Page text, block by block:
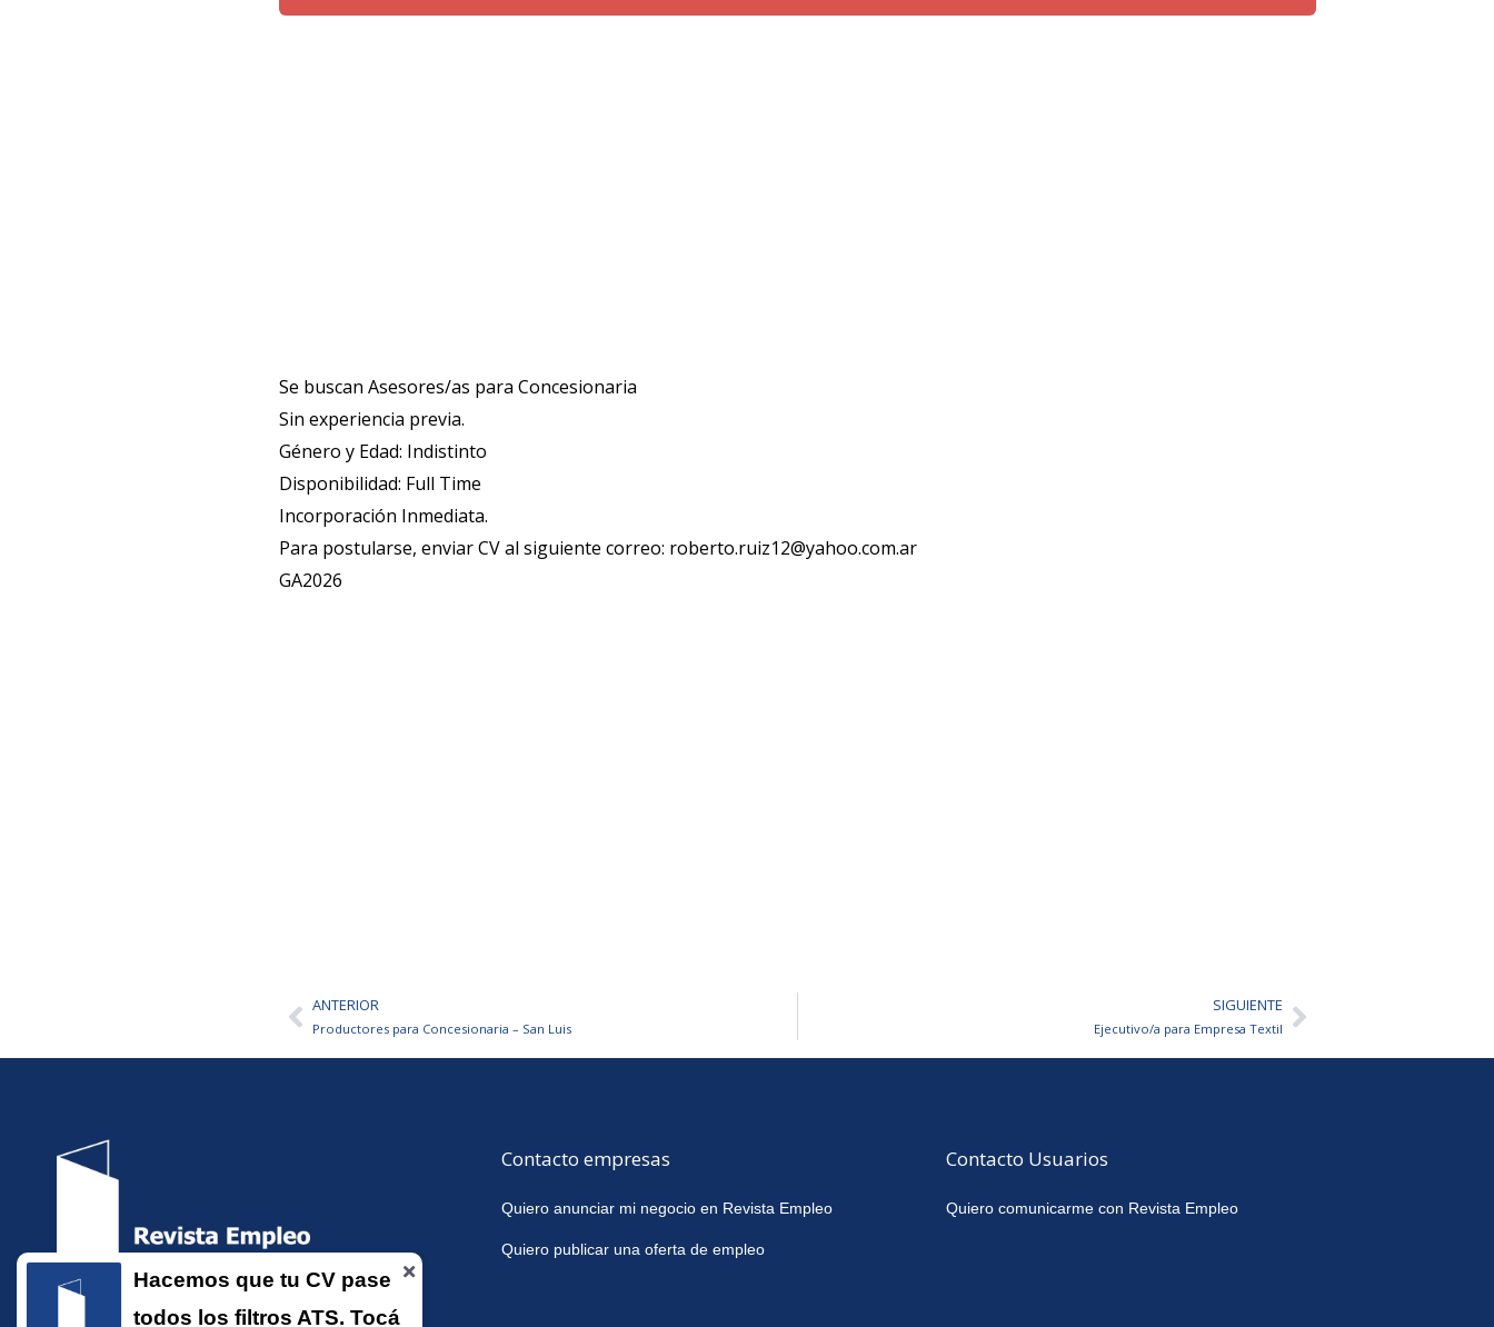
Se buscan Asesores/as para Concesionaria
Sin experiencia previa.
Género y Edad: Indistinto
Disponibilidad: Full Time
Incorporación Inmediata.
Para postularse, enviar CV al siguiente correo: roberto.ruiz12@yahoo.com.ar
GA2026
AntANTERIOR
Productores para Concesionaria – San Luis
SIGUIENTE
Ejecutivo/a para Empresa TextilSiguiente
Contacto empresas
Quiero anunciar mi negocio en Revista Empleo
Quiero publicar una oferta de empleo
Contacto Usuarios
Quiero comunicarme con Revista Empleo